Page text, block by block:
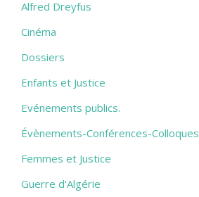
Alfred Dreyfus
Cinéma
Dossiers
Enfants et Justice
Evénements publics.
Évènements-Conférences-Colloques
Femmes et Justice
Guerre d'Algérie